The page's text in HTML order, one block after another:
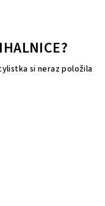
si neraz položila